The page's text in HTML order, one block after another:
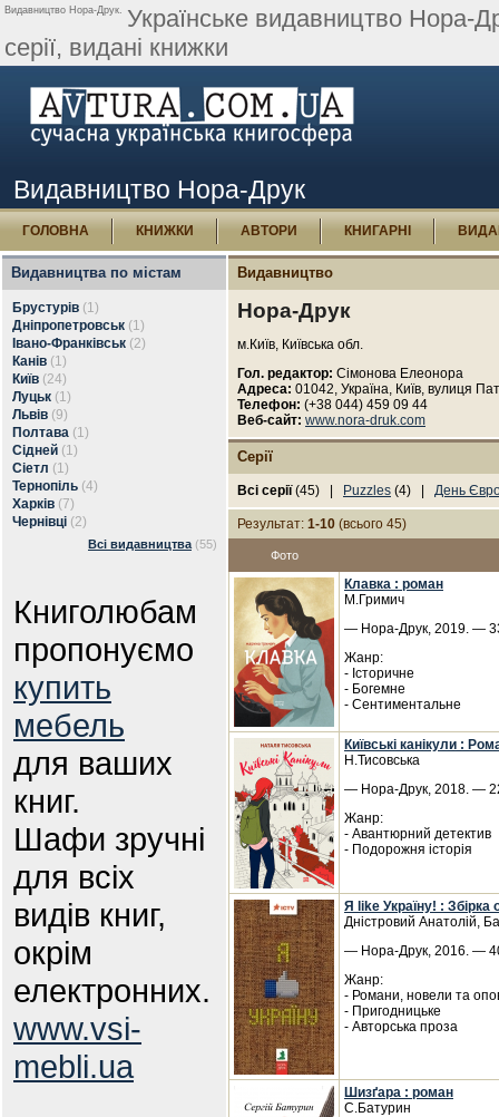
Видавництво Нора-Друк. Українське видавництво Нора-
серії, видані книжки
Видавництво Нора-Друк
ГОЛОВНА КНИЖКИ АВТОРИ КНИГАРНІ
Видавництва по містам
Брустурів (1)
Дніпропетровськ (1)
Івано-Франківськ (2)
Канів (1)
Київ (24)
Луцьк (1)
Львів (9)
Полтава (1)
Сідней (1)
Сіетл (1)
Тернопіль (4)
Харків (7)
Чернівці (2)
Всі видавництва (55)
Книголюбам
пропонуємо
купить
мебель
для ваших
книг.
Шафи зручні
для всіх
видів книг,
окрім
електронних.
www.vsi-
mebli.ua
Видавництво
Нора-Друк
м.Київ, Київська обл.
Гол. редактор: Сімонова Елеонора
Адреса: 01042, Україна, Київ, вулиця
Телефон: (+38 044) 459 09 44
Веб-сайт: www.nora-druk.com
Серії
Всі серії(45) | Puzzles (4) | День
Результат: 1-10 (всього 45)
Фото
Клавка : роман
М.Гримич
— Нора-Друк, 2019. —
Жанр:
- Історичне
- Богемне
- Сентиментальне
Київські канікули :
Н.Тисовська
— Нора-Друк, 2018. —
Жанр:
- Авантюрний детектив
- Подорожня історія
Я like Україну! : Збірка
Дністровий Анатолій,
— Нора-Друк, 2016. —
Жанр:
- Романи, новели та
- Пригодницьке
- Авторська проза
Шизґара : роман
С.Батурин